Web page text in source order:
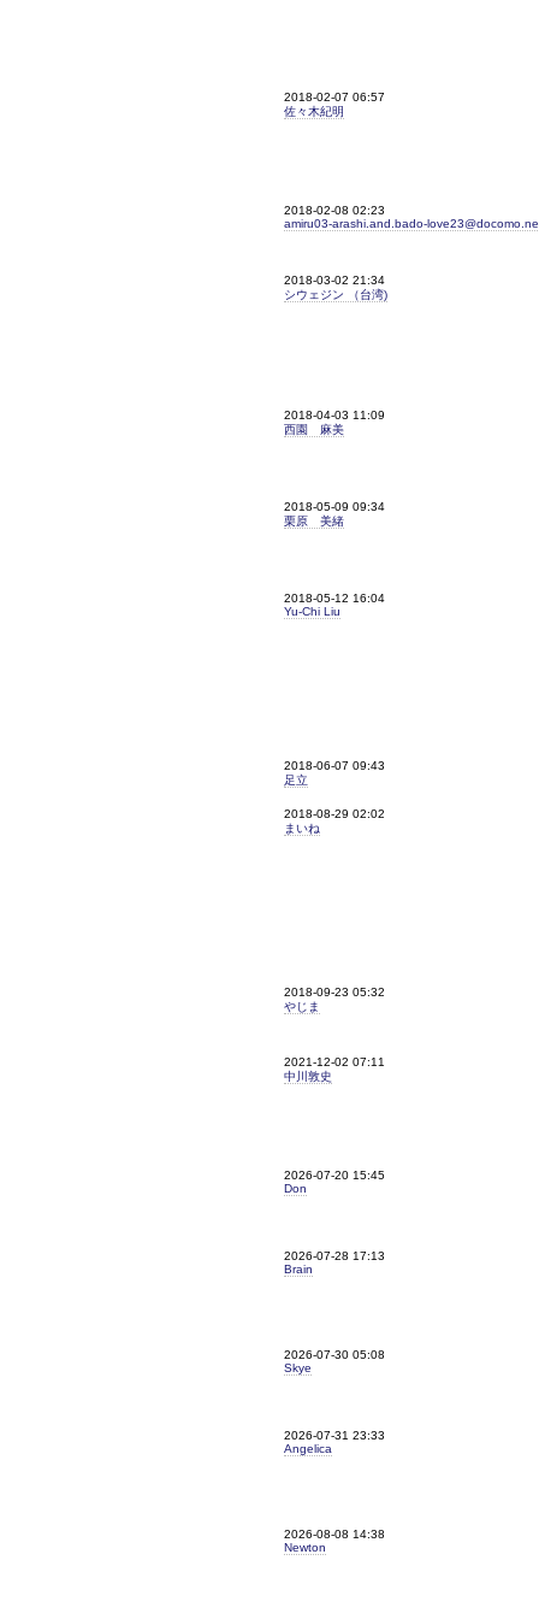
2018-02-07 06:57
佐々木紀明
2018-02-08 02:23
amiru03-arashi.and.bado-
2018-03-02 21:34
シウェジン （台湾)
2018-04-03 11:09
西園 麻美
2018-05-09 09:34
栗原 美緒
2018-05-12 16:04
Yu-Chi Liu
2018-06-07 09:43
足立
2018-08-29 02:02
まいね
2018-09-23 05:32
やじま
2021-12-02 07:11
中川敦史
2026-07-20 15:45
Don
2026-07-28 17:13
Brain
2026-07-30 05:08
Skye
2026-07-31 23:33
Angelica
2026-08-08 14:38
Newton